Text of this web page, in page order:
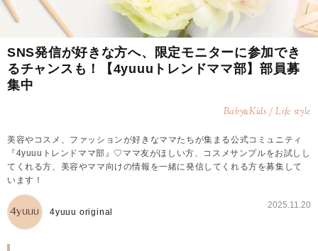
SNS発信が好きな方へ、限定モニターに参加でき
るチャンスも！【4yuuuトレンドママ部】部員募
集中
Baby&Kids / Life style
美容やコスメ、ファッションが好きなママたちが集まる公式コミュニティ
『4yuuuトレンドママ部』♡ママ友がほしい方、コスメサンプルをお試しし
てくれる方、美容やママ向けの情報を一緒に発信してくれる方を募集して
います！
4yuuu original
2025.11.20